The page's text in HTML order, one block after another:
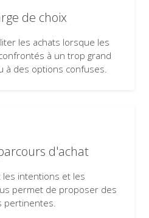
de choix
les achats lorsque les
à un trop grand
des options confuses.
d'achat
intentions et les
permet de proposer des
pertinentes.